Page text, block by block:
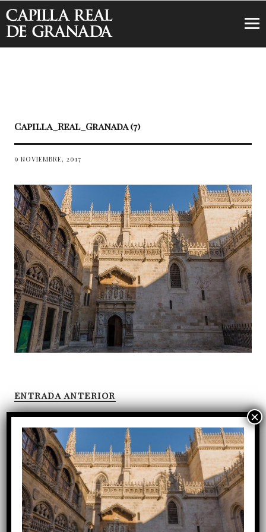
Capilla Real de Granada
Capilla_Real_Granada (7)
9 NOVIEMBRE, 2017
ENTRADA ANTERIOR
Entradas recientes
Tres décadas de servicio: la gratitud del Cabildo a